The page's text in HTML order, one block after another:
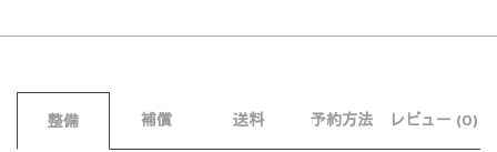
整備 補償 送料 予約方法 レビュー (0)